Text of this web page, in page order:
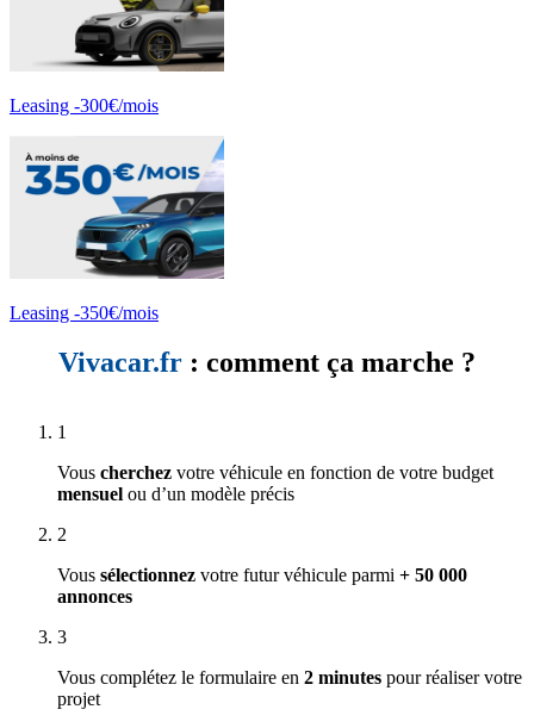
Leasing -300€/mois
Leasing -350€/mois
Vivacar.fr : comment ça marche ?
1
Vous cherchez votre véhicule en fonction de votre budget
mensuel ou d’un modèle précis
2
Vous sélectionnez votre futur véhicule parmi + 50 000
annonces
3
Vous complétez le formulaire en 2 minutes pour réaliser votre
projet